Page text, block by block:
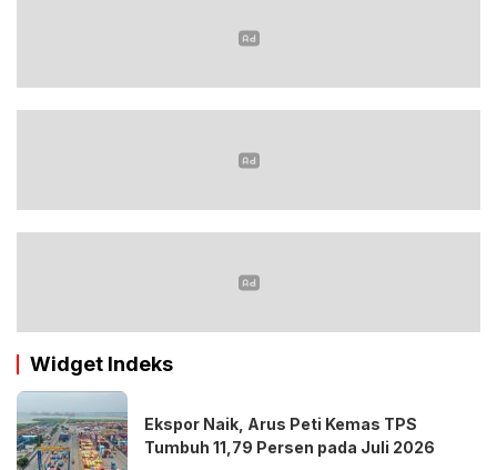
Widget Indeks
Ekspor Naik, Arus Peti Kemas TPS
Tumbuh 11,79 Persen pada Juli 2026